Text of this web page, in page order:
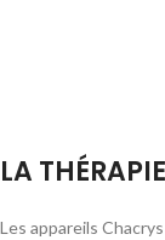
LA
Les appareils